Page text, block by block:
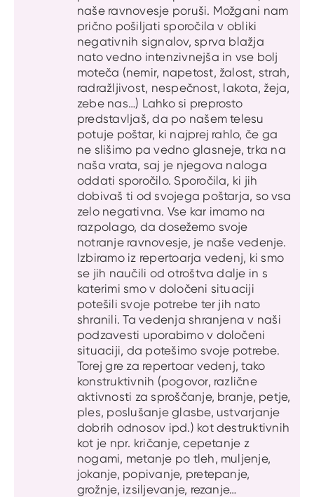
naše ravnovesje poruši. Možgani nam
prično pošiljati sporočila v obliki
negativnih signalov, sprva blažja
nato vedno intenzivnejša in vse bolj
moteča (nemir, napetost, žalost, strah,
radražljivost, nespečnost, lakota, žeja,
zebe nas…) Lahko si preprosto
predstavljaš, da po našem telesu
potuje poštar, ki najprej rahlo, če ga
ne slišimo pa vedno glasneje, trka na
naša vrata, saj je njegova naloga
oddati sporočilo. Sporočila, ki jih
dobivaš ti od svojega poštarja, so vsa
zelo negativna. Vse kar imamo na
razpolago, da dosežemo svoje
notranje ravnovesje, je naše vedenje.
Izbiramo iz repertoarja vedenj, ki smo
se jih naučili od otroštva dalje in s
katerimi smo v določeni situaciji
potešili svoje potrebe ter jih nato
shranili. Ta vedenja shranjena v naši
podzavesti uporabimo v določeni
situaciji, da potešimo svoje potrebe.
Torej gre za repertoar vedenj, tako
konstruktivnih (pogovor, različne
aktivnosti za sproščanje, branje, petje,
ples, poslušanje glasbe, ustvarjanje
dobrih odnosov ipd.) kot destruktivnih
kot je npr. kričanje, cepetanje z
nogami, metanje po tleh, muljenje,
jokanje, popivanje, pretepanje,
grožnje, izsiljevanje, rezanje…